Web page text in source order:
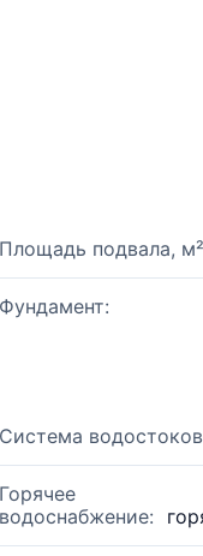
Площадь подвала,
Фундамент:
Система
Горячее
водоснабжение: